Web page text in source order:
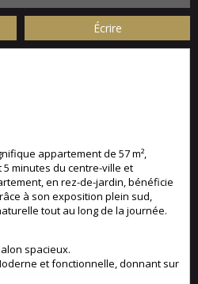
Écrire
appartement de 57 m²,
minutes du centre-ville et
en rez-de-jardin, bénéficie
à son exposition plein sud,
tout au long de la journée.
spacieux.
et fonctionnelle, donnant sur